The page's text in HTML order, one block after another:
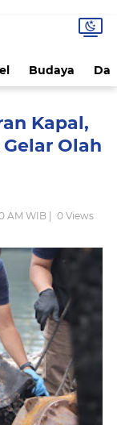
Budaya
Kapal,
Olah
AM WIB | 0 Views